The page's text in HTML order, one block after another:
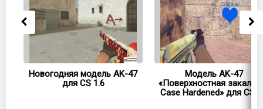
Новогодняя модель AK-47
для CS 1.6
Модель AK-47
«Поверхностная
Case Hardened» для CS